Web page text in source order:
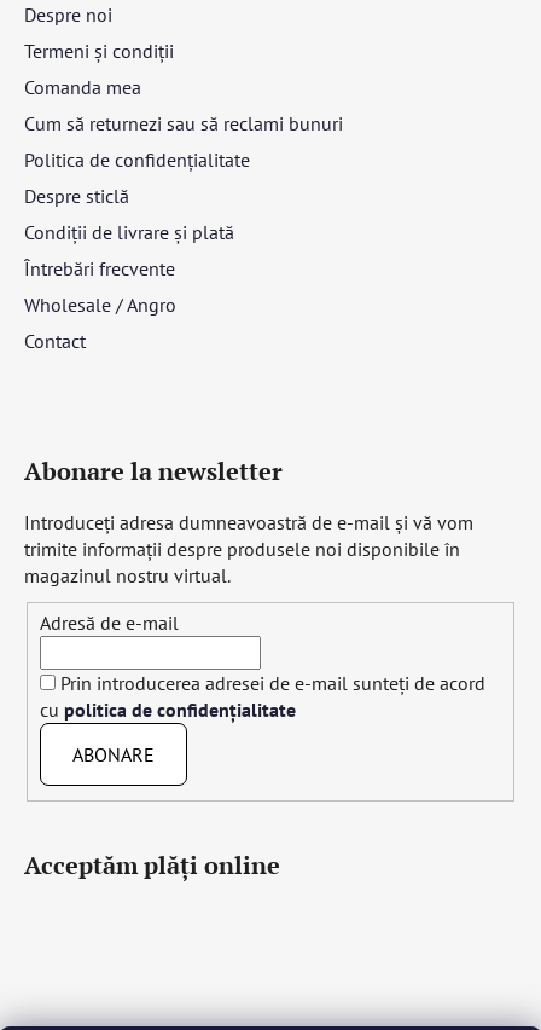
Despre noi
Termeni și condiții
Comanda mea
Cum să returnezi sau să reclami bunuri
Politica de confidențialitate
Despre sticlă
Condiții de livrare și plată
Întrebări frecvente
Wholesale / Angro
Contact
Abonare la newsletter
Introduceţi adresa dumneavoastră de e-mail şi vă vom
trimite informaţii despre produsele noi disponibile în
magazinul nostru virtual.
Adresă de e-mail
Prin introducerea adresei de e-mail sunteți de acord
cu politica de confidențialitate
ABONARE
Acceptăm plăţi online